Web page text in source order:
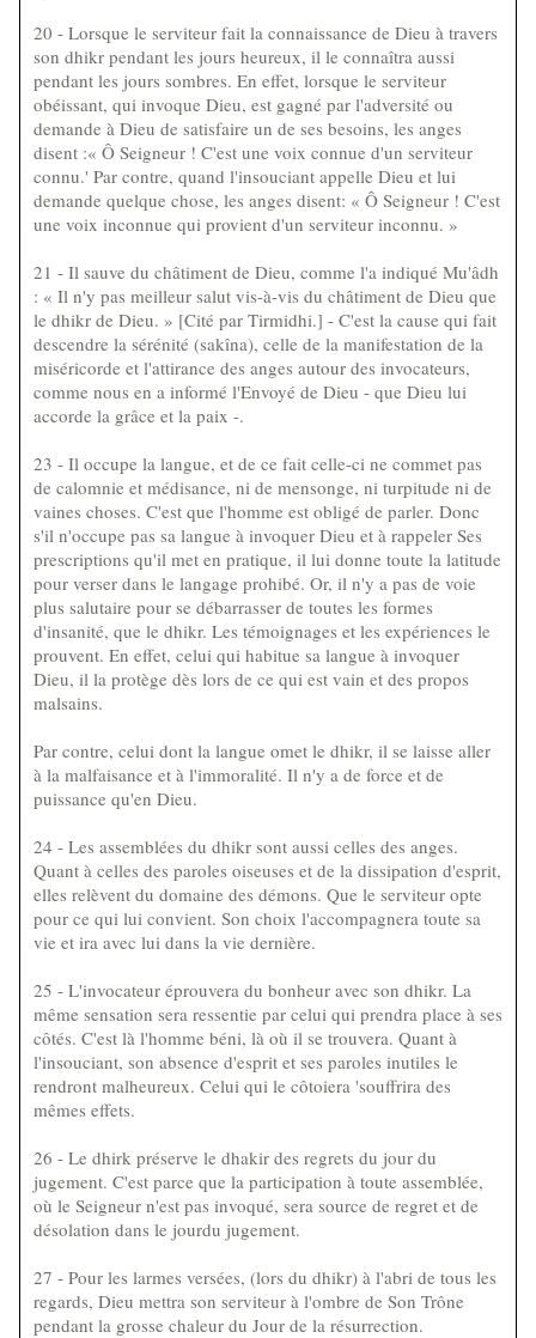
20 - Lorsque le serviteur fait la connaissance de Dieu à travers
son dhikr pendant les jours heureux, il le connaîtra aussi
pendant les jours sombres. En effet, lorsque le serviteur
obéissant, qui invoque Dieu, est gagné par l'adversité ou
demande à Dieu de satisfaire un de ses besoins, les anges
disent :« Ô Seigneur ! C'est une voix connue d'un serviteur
connu.' Par contre, quand l'insouciant appelle Dieu et lui
demande quelque chose, les anges disent: « Ô Seigneur ! C'est
une voix inconnue qui provient d'un serviteur inconnu. »
21 - Il sauve du châtiment de Dieu, comme l'a indiqué Mu'âdh
: « Il n'y pas meilleur salut vis-à-vis du châtiment de Dieu que
le dhikr de Dieu. » [Cité par Tirmidhi.] - C'est la cause qui fait
descendre la sérénité (sakîna), celle de la manifestation de la
miséricorde et l'attirance des anges autour des invocateurs,
comme nous en a informé l'Envoyé de Dieu - que Dieu lui
accorde la grâce et la paix -.
23 - Il occupe la langue, et de ce fait celle-ci ne commet pas
de calomnie et médisance, ni de mensonge, ni turpitude ni de
vaines choses. C'est que l'homme est obligé de parler. Donc
s'il n'occupe pas sa langue à invoquer Dieu et à rappeler Ses
prescriptions qu'il met en pratique, il lui donne toute la latitude
pour verser dans le langage prohibé. Or, il n'y a pas de voie
plus salutaire pour se débarrasser de toutes les formes
d'insanité, que le dhikr. Les témoignages et les expériences le
prouvent. En effet, celui qui habitue sa langue à invoquer
Dieu, il la protège dès lors de ce qui est vain et des propos
malsains.
Par contre, celui dont la langue omet le dhikr, il se laisse aller
à la malfaisance et à l'immoralité. Il n'y a de force et de
puissance qu'en Dieu.
24 - Les assemblées du dhikr sont aussi celles des anges.
Quant à celles des paroles oiseuses et de la dissipation d'esprit,
elles relèvent du domaine des démons. Que le serviteur opte
pour ce qui lui convient. Son choix l'accompagnera toute sa
vie et ira avec lui dans la vie dernière.
25 - L'invocateur éprouvera du bonheur avec son dhikr. La
même sensation sera ressentie par celui qui prendra place à ses
côtés. C'est là l'homme béni, là où il se trouvera. Quant à
l'insouciant, son absence d'esprit et ses paroles inutiles le
rendront malheureux. Celui qui le côtoiera 'souffrira des
mêmes effets.
26 - Le dhirk préserve le dhakir des regrets du jour du
jugement. C'est parce que la participation à toute assemblée,
où le Seigneur n'est pas invoqué, sera source de regret et de
désolation dans le jourdu jugement.
27 - Pour les larmes versées, (lors du dhikr) à l'abri de tous les
regards, Dieu mettra son serviteur à l'ombre de Son Trône
pendant la grosse chaleur du Jour de la résurrection.